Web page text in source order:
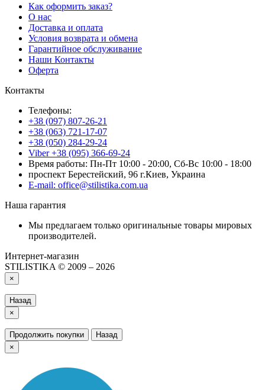
Как оформить заказ?
О нас
Доставка и оплата
Условия возврата и обмена
Гарантийное обслуживание
Наши Контакты
Оферта
Контакты
Телефоны:
+38 (097) 807-26-21
+38 (063) 721-17-07
+38 (050) 284-29-24
Viber +38 (095) 366-69-24
Время работы: Пн-Пт 10:00 - 20:00, Сб-Вс 10:00 - 18:00
проспект Берестейский, 96 г.Киев, Украина
E-mail: office@stilistika.com.ua
Наша гарантия
Мы предлагаем только оригинальные товары мировых
производителей.
Интернет-магазин
STILISTIKA © 2009 – 2026
×
Назад
×
Продолжить покупки
Назад
×